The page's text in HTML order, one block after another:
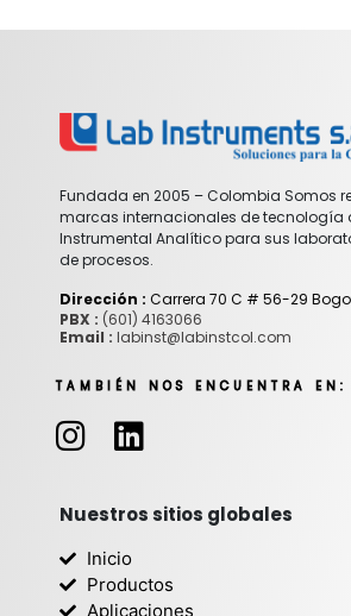
Fundada en 2005 – Colombia Somos
marcas internacionales de tecnología
Instrumental Analítico para sus
de procesos.
Dirección : Carrera 70 C # 56-29
PBX : (601) 4163066
Email : labinst@labinstcol.com
TAMBIÉN NOS ENCUENTRA EN:
I
n
t
a
g
L
i
k
e
d
Nuestros sitios globales
Inicio
Productos
Aplicaciones